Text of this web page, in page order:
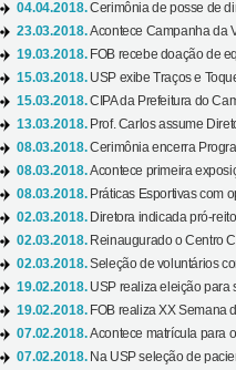
04.04.2018.Cerimônia de posse de
23.03.2018.Acontece Campanha da
19.03.2018. FOB recebe doação de
15.03.2018. USP exibe Traços e
15.03.2018.CIPA da Prefeitura do
13.03.2018. Prof. Carlos assume
08.03.2018.Cerimônia encerra
08.03.2018.Acontece primeira
08.03.2018. Práticas Esportivas com
02.03.2018. Diretora indicada pró-
02.03.2018. Reinaugurado o Centro
02.03.2018.Seleção de voluntários
19.02.2018. USP realiza eleição para
19.02.2018. FOB realiza XX Semana
07.02.2018.Acontece matrícula para
07.02.2018. Na USP seleção de